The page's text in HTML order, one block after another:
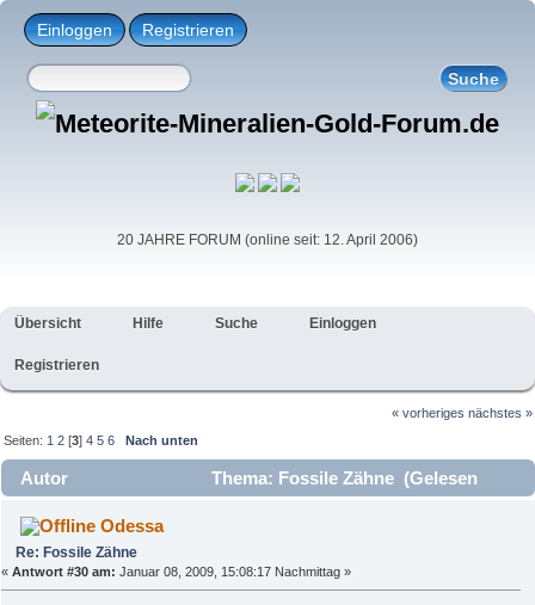
Einloggen Registrieren
20 JAHRE FORUM (online seit: 12. April 2006)
Übersicht Hilfe Suche Einloggen
Registrieren
« vorheriges nächstes »
Seiten: 1 2 [3]4 5 6 Nach unten
Autor
Thema: Fossile Zähne (Gelesen
28041 mal)
Odessa
Re: Fossile Zähne
« Antwort #30 am: Januar 08, 2009, 15:08:17 Nachmittag »